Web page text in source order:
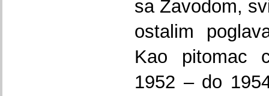
sa Zavodom,
ostalim
Kao pitomac
1952 – do